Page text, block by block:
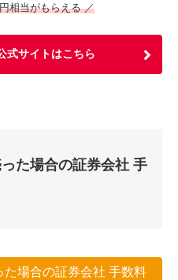
相当がもらえる ／
式サイトはこちら
た場合の証券会社 手
場合の証券会社 手数料